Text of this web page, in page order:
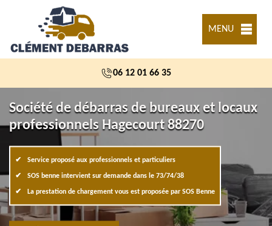
MENU
06 12 01 66 35
Société de débarras de bureaux et locaux
professionnels Hagecourt 88270
Service proposé aux professionnels et particuliers
SOS benne intervient sur demande dans le 73/74/38
La prestation de chargement vous est proposée par SOS Benne